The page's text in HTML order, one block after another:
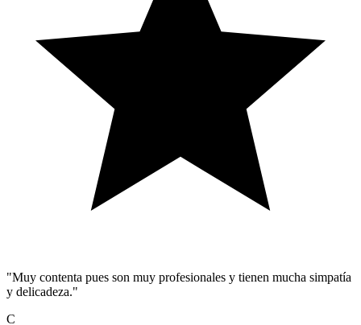
"Muy contenta pues son muy profesionales y tienen mucha simpatía
y delicadeza."
C